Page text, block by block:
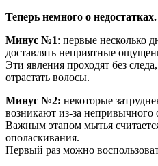
Теперь немного о недостатках.
Минус №1: первые несколько
доставлять неприятные
Эти явления проходят без
отрастать волосы.
Минус №2: некоторые
возникают из-за непривычного
Важным этапом мытья
ополаскивания.
Первый раз можно